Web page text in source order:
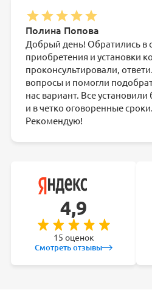
Полина Попова
Добрый день! Обратились в
приобретения и установки
проконсультировали,
вопросы и помогли
нас вариант. Все
и в четко оговоренные
Рекомендую!
4,9
15 оценок
Смотреть отзывы